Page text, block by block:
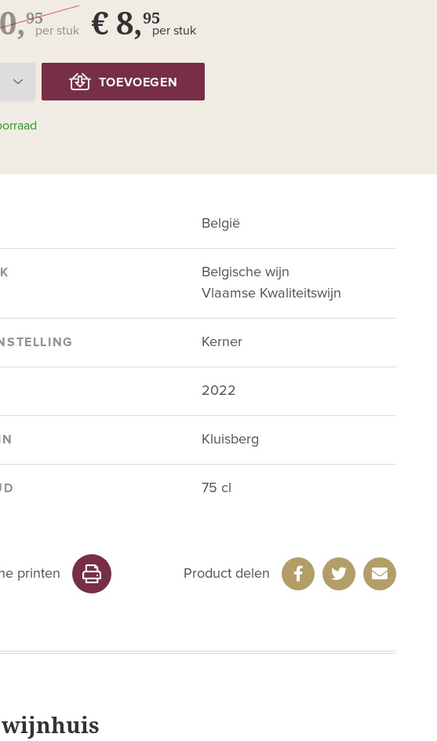
95
per stuk € 8,95
per stuk
TOEVOEGEN
België
Belgische wijn
Vlaamse Kwaliteitswijn
Kerner
2022
Kluisberg
75 cl
printen Product delen